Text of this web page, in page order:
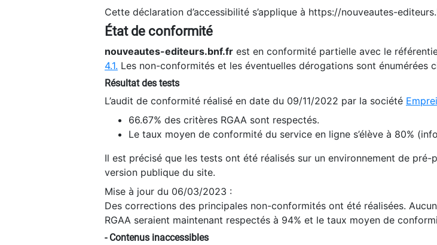
Cette déclaration d’accessibilité s’applique à https://nouveautes-
État de conformité
nouveautes-editeurs.bnf.fr est en conformité partielle avec le
4.1. Les non-conformités et les éventuelles dérogations sont énumérées
Résultat des tests
L’audit de conformité réalisé en date du 09/11/2022 par la société
66.67% des critères RGAA sont respectés.
Le taux moyen de conformité du service en ligne s’élève à 80%
Il est précisé que les tests ont été réalisés sur un environnement de
version publique du site.
Mise à jour du 06/03/2023 :
Des corrections des principales non-conformités ont été réalisées.
RGAA seraient maintenant respectés à 94% et le taux moyen de
- Contenus inaccessibles